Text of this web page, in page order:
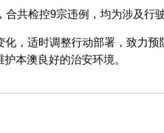
共检控9宗违例，均为涉及行
，适时调整行动部署，致力
本澳良好的治安环境。